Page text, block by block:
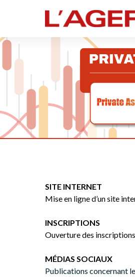
SITE INTERNET
Mise en ligne d’un site
INSCRIPTIONS
Ouverture des
MÉDIAS SOCIAUX
Publications concernant